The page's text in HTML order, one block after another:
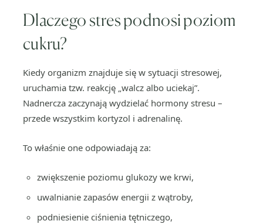
Dlaczego stres podnosi poziom
cukru?
Kiedy organizm znajduje się w sytuacji stresowej,
uruchamia tzw. reakcję „walcz albo uciekaj”.
Nadnercza zaczynają wydzielać hormony stresu –
przede wszystkim kortyzol i adrenalinę.
To właśnie one odpowiadają za:
zwiększenie poziomu glukozy we krwi,
uwalnianie zapasów energii z wątroby,
podniesienie ciśnienia tętniczego,